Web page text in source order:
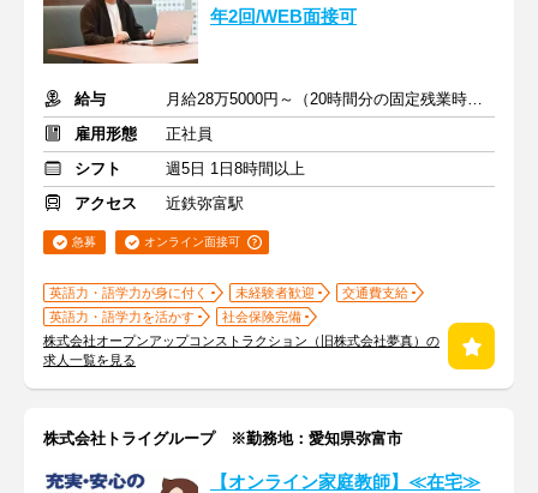
年2回/WEB面接可
給与
月給28万5000円～（20時間分の固定残業時間代を含む）
雇用形態
正社員
シフト
週5日 1日8時間以上
アクセス
近鉄弥富駅
急募 オンライン面接可
英語力・語学力が身に付く 未経験者歓迎
交通費支給
英語力・語学力を活かす
社会保険完備
株式会社オープンアップコンストラクション（旧株式会社夢真）の
求人一覧を見る
株式会社トライグループ ※勤務地：愛知県弥富市
【オンライン家庭教師】≪在宅≫